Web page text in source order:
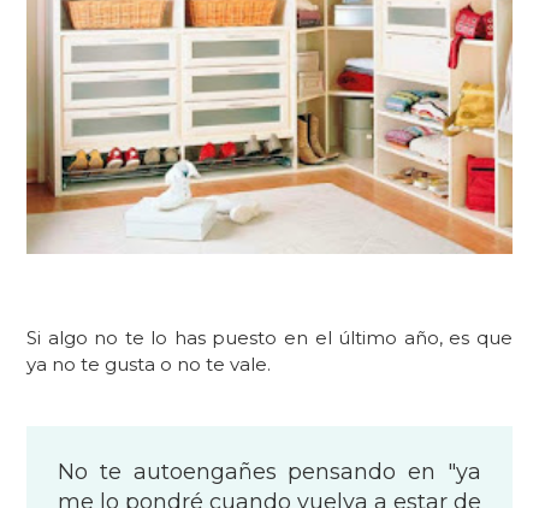
Si algo no te lo has puesto en el último año, es que
ya no te gusta o no te vale.
No te autoengañes pensando en "ya
me lo pondré cuando vuelva a estar de